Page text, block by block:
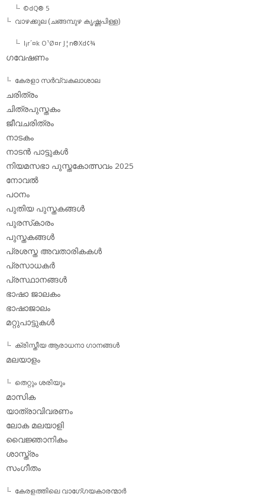
©dQ® 5
വാഴക്കുല (ചങ്ങമ്പുഴ കൃഷ്ണപിള്ള)
l¡r´¤k O¹Ø¤r J¦n®Xd¢¾
ഗവേഷണം
കേരളാ സര്‍വ്വകലാശാല
ചരിത്രം
ചിത്രപുസ്തകം
ജീവചരിത്രം
നാടകം
നാടന്‍ പാട്ടുകള്‍
നിയമസഭാ പുസ്തകോത്സവം 2025
നോവല്‍
പഠനം
പുതിയ പുസ്തകങ്ങള്‍
പുരസ്‌കാരം
പുസ്തകങ്ങള്‍
പ്രശസ്ത അവതാരികകള്‍
പ്രസാധകര്‍
പ്രസ്ഥാനങ്ങള്‍
ഭാഷാ ജാലകം
ഭാഷാജാലം
മറ്റുപാട്ടുകള്‍
ക്രിസ്തീയ ആരാധനാ ഗാനങ്ങള്‍
മലയാളം
തെറ്റും ശരിയും
മാസിക
യാത്രാവിവരണം
ലോക മലയാളി
വൈജ്ഞാനികം
ശാസ്ത്രം
സംഗീതം
കേരളത്തിലെ വാഗേ്ഗയകാരന്മാര്‍